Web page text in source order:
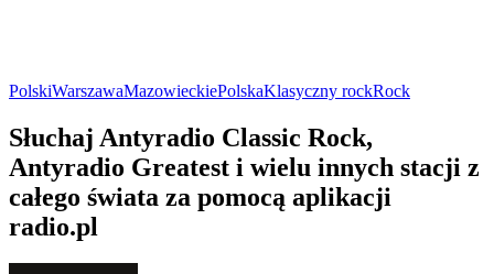
PolskiWarszawaMazowieckiePolskaKlasyczny rockRock
Słuchaj Antyradio Classic Rock,
Antyradio Greatest i wielu innych stacji z
całego świata za pomocą aplikacji
radio.pl